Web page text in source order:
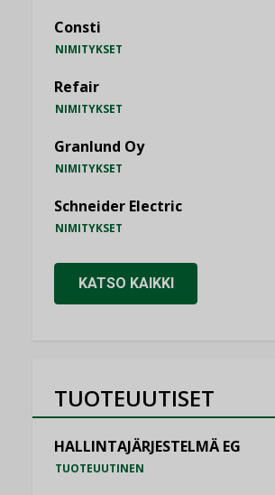
Consti
NIMITYKSET
Refair
NIMITYKSET
Granlund Oy
NIMITYKSET
Schneider Electric
NIMITYKSET
KATSO KAIKKI
TUOTEUUTISET
HALLINTAJÄRJESTELMÄ EG
TUOTEUUTINEN